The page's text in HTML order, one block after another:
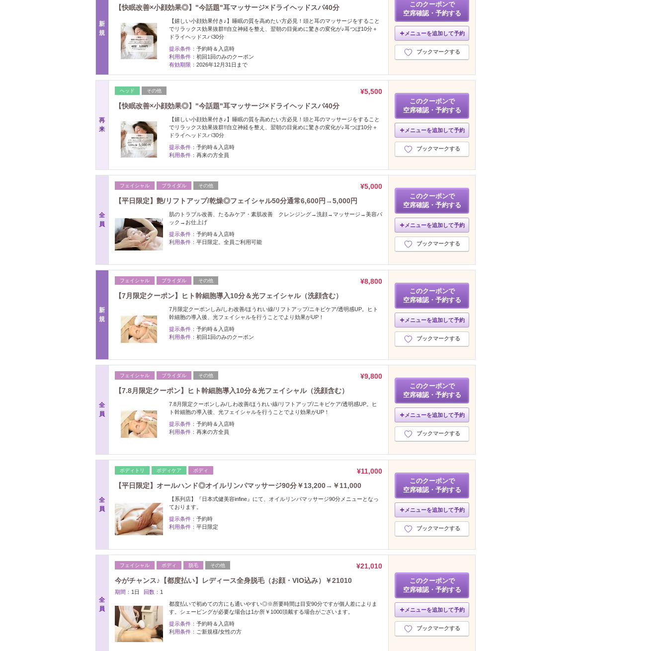
新
規
【快眠改善×小顔効果◎】"今話題"耳マッサージ×ドライヘッドスパ40分
【嬉しい小顔効果付き♪】睡眠の質を高めたい方必見！頭と耳のマッサージをすること
でリラックス効果抜群!!自立神経を整え、翌朝の目覚めに驚きの変化が♪耳つぼ10分＋
ドライヘッドスパ30分
提示条件： 予約時＆入店時
利用条件： 初回1回のみのクーポン
有効期限： 2026年12月31日まで
このクーポンで
空席確認・予約する
メニューを追加して予約
ブックマークする
再
来
ヘッド その他
¥5,500
【快眠改善×小顔効果◎】"今話題"耳マッサージ×ドライヘッドスパ40分
【嬉しい小顔効果付き♪】睡眠の質を高めたい方必見！頭と耳のマッサージをすること
でリラックス効果抜群!!自立神経を整え、翌朝の目覚めに驚きの変化が♪耳つぼ10分＋
ドライヘッドスパ30分
提示条件： 予約時＆入店時
利用条件： 再来の方全員
このクーポンで
空席確認・予約する
メニューを追加して予約
ブックマークする
全
員
フェイシャル ブライダル その他
¥5,000
【平日限定】艶/リフトアップ/乾燥◎フェイシャル50分通常6,600円→5,000円
肌のトラブル改善、たるみケア・素肌改善 クレンジング→洗顔→マッサージ→美容パ
ック→お仕上げ
提示条件： 予約時＆入店時
利用条件： 平日限定。全員ご利用可能
このクーポンで
空席確認・予約する
メニューを追加して予約
ブックマークする
新
規
フェイシャル ブライダル その他
¥8,800
【7月限定クーポン】ヒト幹細胞導入10分＆光フェイシャル（洗顔含む）
7月限定クーポンしみ/しわ改善/ほうれい線/リフトアップ/ニキビケア/透明感UP。ヒト
幹細胞の導入後、光フェイシャルを行うことでより効果がUP！
提示条件： 予約時＆入店時
利用条件： 初回1回のみのクーポン
このクーポンで
空席確認・予約する
メニューを追加して予約
ブックマークする
全
員
フェイシャル ブライダル その他
¥9,800
【7.8月限定クーポン】ヒト幹細胞導入10分＆光フェイシャル（洗顔含む）
7.8月限定クーポンしみ/しわ改善/ほうれい線/リフトアップ/ニキビケア/透明感UP。ヒ
ト幹細胞の導入後、光フェイシャルを行うことでより効果がUP！
提示条件： 予約時＆入店時
利用条件： 再来の方全員
このクーポンで
空席確認・予約する
メニューを追加して予約
ブックマークする
全
員
ボディトリ ボディケア ボディ
¥11,000
【平日限定】オールハンド◎オイルリンパマッサージ90分￥13,200→￥11,000
【系列店】『日本式健美容infine』にて、オイルリンパマッサージ90分メニューとなっ
ております。
提示条件： 予約時
利用条件： 平日限定
このクーポンで
空席確認・予約する
メニューを追加して予約
ブックマークする
全
員
フェイシャル ボディ 脱毛 その他
¥21,010
今がチャンス♪【都度払い】レディース全身脱毛（お顔・VIO込み）￥21010
期間： 1日 回数： 1
都度払いで初めての方にも通いやすい◎※所要時間は目安90分ですが個人差によりま
す。シェービングが必要な場合は1か所￥1000頂戴する場合がございます。
提示条件： 予約時＆入店時
利用条件： ご新規様/女性の方
このクーポンで
空席確認・予約する
メニューを追加して予約
ブックマークする